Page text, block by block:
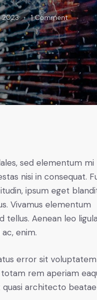
2023 1 Comment
sed elementum mi
nisi in consequat.
ipsum eget
Vivamus elementum
tellus. Aenean leo
enim.
error sit voluptatem
rem aperiam
architecto